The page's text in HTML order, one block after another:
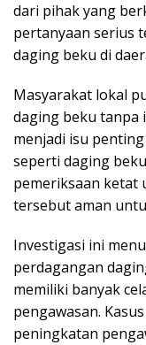
dari pihak yang
pertanyaan serius
daging beku di
Masyarakat lokal
daging beku tanpa
menjadi isu
seperti daging
pemeriksaan ketat
tersebut aman
Investigasi ini
perdagangan
memiliki banyak
pengawasan.
peningkatan